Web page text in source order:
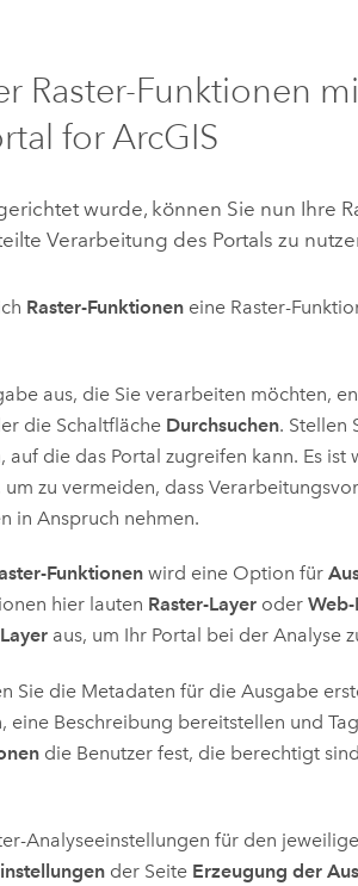
Raster-Funktionen
for ArcGIS
wurde, können Sie nun Ihre
Verarbeitung des Portals zu
Raster-Funktionen eine Raster-
aus, die Sie verarbeiten möchten,
die Schaltfläche Durchsuchen. Stellen
auf die das Portal zugreifen kann. Es
um zu vermeiden, dass
in Anspruch nehmen.
Funktionen wird eine Option für
hier lauten Raster-Layer oder
aus, um Ihr Portal bei der Analyse
Sie die Metadaten für die Ausgabe
eine Beschreibung bereitstellen und
die Benutzer fest, die berechtigt
Analyseeinstellungen für den
der Seite Erzeugung der